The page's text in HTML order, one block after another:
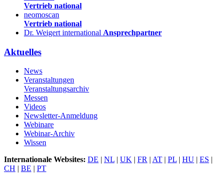
Vertrieb national
neomoscan
Vertrieb national
Dr. Weigert international Ansprechpartner
Aktuelles
News
Veranstaltungen
Veranstaltungsarchiv
Messen
Videos
Newsletter-Anmeldung
Webinare
Webinar-Archiv
Wissen
Internationale Websites: DE | NL | UK | FR | AT | PL | HU | ES |
CH | BE | PT